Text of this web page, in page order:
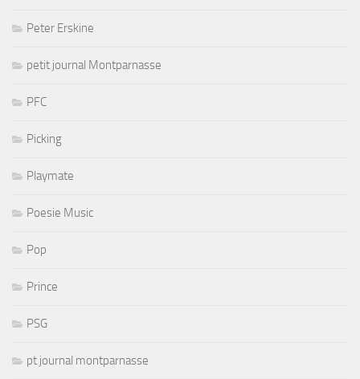
Peter Erskine
petit journal Montparnasse
PFC
Picking
Playmate
Poesie Music
Pop
Prince
PSG
pt journal montparnasse